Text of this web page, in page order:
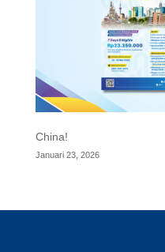
China!
Januari 23, 2026